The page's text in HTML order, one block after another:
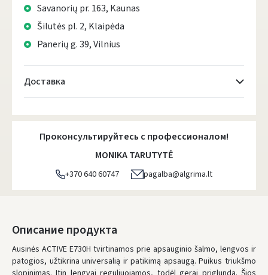
Savanorių pr. 163, Kaunas
Šilutės pl. 2, Klaipėda
Panerių g. 39, Vilnius
Доставка
Atsiėmimo taškai- 0.00 €
DPD kurjeris - 5.00 €
DPD paštomatai- 4.00 €
LP Express paštomatai
Понедельник, Август 10 d.
LP Express kurjeris- 4.00 €
Проконсультируйтесь с профессионалом!
MONIKA TARUTYTĖ
+370 640 60747 pagalba@algrima.lt
Описание продукта
Ausinės ACTIVE E730H tvirtinamos prie apsauginio šalmo, lengvos ir
patogios, užtikrina universalią ir patikimą apsaugą. Puikus triukšmo